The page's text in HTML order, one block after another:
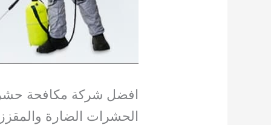
افضل شركة مكافحة
الحشرات الضارة